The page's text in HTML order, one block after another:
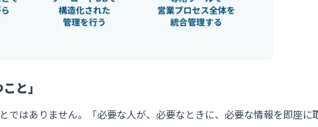
と」
ではありません。「必要な人が、必要なときに、必要な情報を即座に